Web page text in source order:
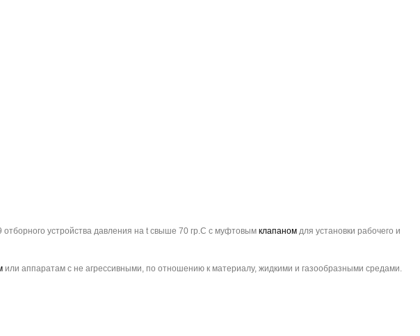
устройства давления на t свыше 70 гр.С с муфтовым клапаном для установки рабочего и
или аппаратам с не агрессивными, по отношению к материалу, жидкими и газообразными средами.